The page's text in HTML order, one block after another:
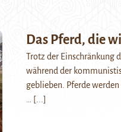
Das Pferd, die
Trotz der Einschränkung
während der
geblieben. Pferde
[...]